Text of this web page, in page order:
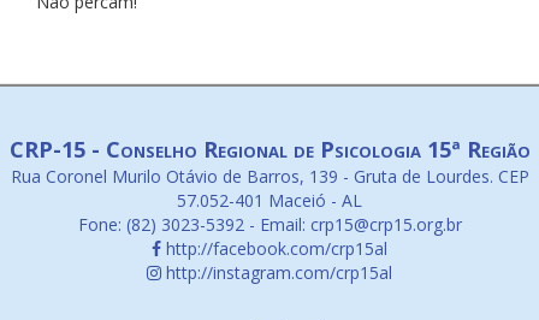
CRP-15 - Conselho Regional de Psicologia 15ª Região
Rua Coronel Murilo Otávio de Barros, 139 - Gruta de Lourdes. CEP
57.052-401 Maceió - AL
Fone: (82) 3023-5392 - Email: crp15@crp15.org.br
http://facebook.com/crp15al
http://instagram.com/crp15al